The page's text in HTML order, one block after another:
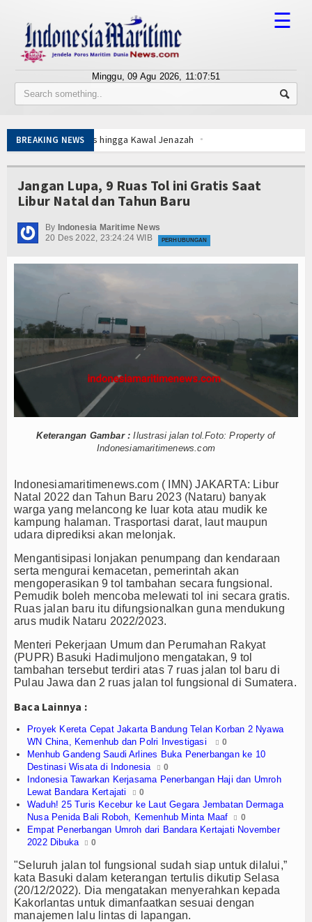
Tentang Kami
Berita
BUMN
Editorial
Edukasi
Hankam
Hukum
Internasional
Kelautan dan Perikanan
Logistik
Maritim
Nasional
News
Olahraga
Perhubungan
Religi
Pelabuhan
Politik
Seni & Budaya
Sorot
Tauziah
Tokoh
☰
Minggu, 09 Agu 2026, 11:07:51
BREAKING NEWS
Gratis hingga Kawal Jenazah
KRI Kerambit-627
Pemotongan Baja Pertama
Terapkan Mekanisme Berlapis
RI, Panglima TNI dan Kepala Staf Angkatan
hingga Kawal Jenazah
3T di Jawa Timur
KRI Golok-688
KRI Kerambit-627
Pemotongan Baja Pertama
Terapkan Mekanisme Berlapis
RI, Panglima TNI dan Kepala Staf Angkatan
3T di Jawa Timur
KRI Golok-688
KRI Kerambit-627
Pemotongan Baja Pertama
Terapkan Mekanisme Berlapis
dan Sukses
RI, Panglima TNI dan Kepala Staf Angkatan
Jangan Lupa, 9 Ruas Tol ini Gratis Saat
Libur Natal dan Tahun Baru
By Indonesia Maritime News
20 Des 2022, 23:24:24 WIB
PERHUBUNGAN
Keterangan Gambar : Ilustrasi jalan tol.Foto: Property of
Indonesiamaritimenews.com
Indonesiamaritimenews.com ( IMN) JAKARTA: Libur
Natal 2022 dan Tahun Baru 2023 (Nataru) banyak
warga yang melancong ke luar kota atau mudik ke
kampung halaman. Trasportasi darat, laut maupun
udara diprediksi akan melonjak.
Mengantisipasi lonjakan penumpang dan kendaraan
serta mengurai kemacetan, pemerintah akan
mengoperasikan 9 tol tambahan secara fungsional.
Pemudik boleh mencoba melewati tol ini secara gratis.
Ruas jalan baru itu difungsionalkan guna mendukung
arus mudik Nataru 2022/2023.
Menteri Pekerjaan Umum dan Perumahan Rakyat
(PUPR) Basuki Hadimuljono mengatakan, 9 tol
tambahan tersebut terdiri atas 7 ruas jalan tol baru di
Pulau Jawa dan 2 ruas jalan tol fungsional di Sumatera.
Baca Lainnya :
Proyek Kereta Cepat Jakarta Bandung Telan Korban 2 Nyawa
WN China, Kemenhub dan Polri Investigasi
0
Menhub Gandeng Saudi Arlines Buka Penerbangan ke 10
Destinasi Wisata di Indonesia
0
Indonesia Tawarkan Kerjasama Penerbangan Haji dan Umroh
Lewat Bandara Kertajati
0
Waduh! 25 Turis Kecebur ke Laut Gegara Jembatan Dermaga
Nusa Penida Bali Roboh, Kemenhub Minta Maaf
0
Empat Penerbangan Umroh dari Bandara Kertajati November
2022 Dibuka
0
"Seluruh jalan tol fungsional sudah siap untuk dilalui,”
kata Basuki dalam keterangan tertulis dikutip Selasa
(20/12/2022). Dia mengatakan menyerahkan kepada
Kakorlantas untuk dimanfaatkan sesuai dengan
manajemen lalu lintas di lapangan.